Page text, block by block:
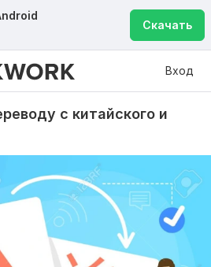
Скачать
Вход
с китайского и